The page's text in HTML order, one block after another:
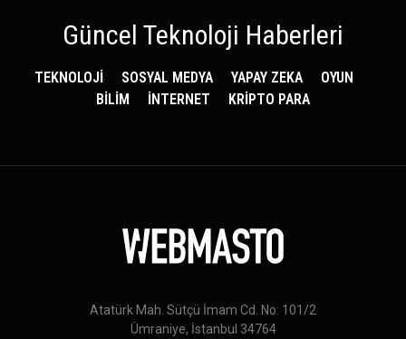
Güncel Teknoloji Haberleri
TEKNOLOJİ SOSYAL MEDYA YAPAY ZEKA
OYUN
BİLİM
İNTERNET KRİPTO PARA
Atatürk Mah. Sütçü İmam Cd. No: 101/2
Ümraniye, İstanbul 34764